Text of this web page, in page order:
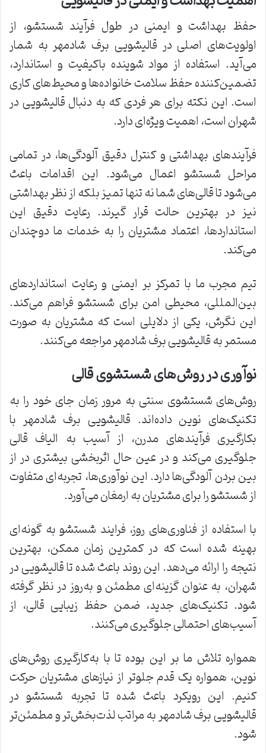
حفظ بهداشت و ایمنی در طول فرآیند شستشو، از
اولویت‌های اصلی در قالیشویی برف شادمهر به شمار
می‌آید. استفاده از مواد شوینده باکیفیت و استاندارد،
تضمین‌کننده حفظ سلامت خانواده‌ها و محیط‌های کاری
است. این نکته برای هر فردی که به دنبال قالیشویی در
شهران است، اهمیت ویژه‌ای دارد.
فرآیندهای بهداشتی و کنترل دقیق آلودگی‌ها، در تمامی
مراحل شستشو اعمال می‌شود. این اقدامات باعث
می‌شود تا قالی‌های شما نه تنها تمیز بلکه از نظر بهداشتی
نیز در بهترین حالت قرار گیرند. رعایت دقیق این
استانداردها، اعتماد مشتریان را به خدمات ما دوچندان
می‌کند.
تیم مجرب ما با تمرکز بر ایمنی و رعایت استانداردهای
بین‌المللی، محیطی امن برای شستشو فراهم می‌کند.
این نگرش، یکی از دلایلی است که مشتریان به صورت
مستمر به قالیشویی برف شادمهر مراجعه می‌کنند.
نوآوری در روش‌های شستشوی قالی
روش‌های شستشوی سنتی به مرور زمان جای خود را به
تکنیک‌های نوین داده‌اند. قالیشویی برف شادمهر با
بکارگیری فرآیندهای مدرن، از آسیب به الیاف قالی
جلوگیری می‌کند و در عین حال اثربخشی بیشتری در از
بین بردن آلودگی‌ها دارد. این نوآوری‌ها، تجربه‌ای متفاوت
از شستشو را برای مشتریان به ارمغان می‌آورد.
با استفاده از فناوری‌های روز، فرایند شستشو به گونه‌ای
بهینه شده است که در کمترین زمان ممکن، بهترین
نتیجه را ارائه می‌دهد. این روند باعث شده تا قالیشویی در
شهران، به عنوان گزینه‌ای مطمئن و به‌روز در نظر گرفته
شود. تکنیک‌های جدید، ضمن حفظ زیبایی قالی، از
آسیب‌های احتمالی جلوگیری می‌کنند.
همواره تلاش ما بر این بوده تا با به‌کارگیری روش‌های
نوین، همواره یک قدم جلوتر از نیازهای مشتریان حرکت
کنیم. این رویکرد باعث شده تا تجربه شستشو در
قالیشویی برف شادمهر به مراتب لذت‌بخش‌تر و مطمئن‌تر
شود.